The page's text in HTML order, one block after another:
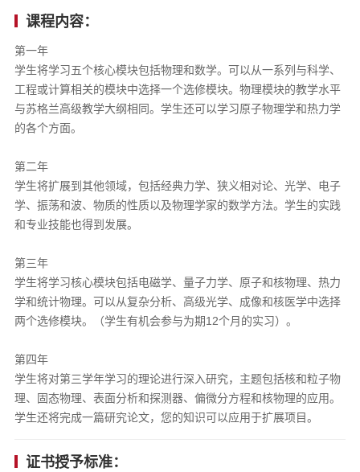
课程内容：
第一年
学生将学习五个核心模块包括物理和数学。可以从一系列与科学、
工程或计算相关的模块中选择一个选修模块。物理模块的教学水平
与苏格兰高级教学大纲相同。学生还可以学习原子物理学和热力学
的各个方面。
第二年
学生将扩展到其他领域，包括经典力学、狭义相对论、光学、电子
学、振荡和波、物质的性质以及物理学家的数学方法。学生的实践
和专业技能也得到发展。
第三年
学生将学习核心模块包括电磁学、量子力学、原子和核物理、热力
学和统计物理。可以从复杂分析、高级光学、成像和核医学中选择
两个选修模块。（学生有机会参与为期12个月的实习）。
第四年
学生将对第三学年学习的理论进行深入研究，主题包括核和粒子物
理、固态物理、表面分析和探测器、偏微分方程和核物理的应用。
学生还将完成一篇研究论文，您的知识可以应用于扩展项目。
证书授予标准：